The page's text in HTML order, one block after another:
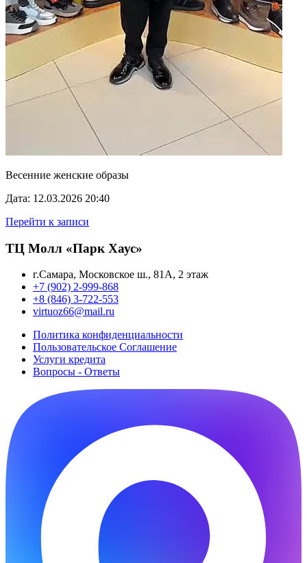
Весенние женские образы
Дата: 12.03.2026 20:40
Перейти к записи
ТЦ Молл «Парк Хаус»
г.Самара, Московское ш., 81А, 2 этаж
+7 (902) 2-999-868
+8 (846) 3-722-553
virtuoz66@mail.ru
Политика конфиденциальности
Пользовательское Cоглашение
Услуги кредита
Вопросы - Ответы